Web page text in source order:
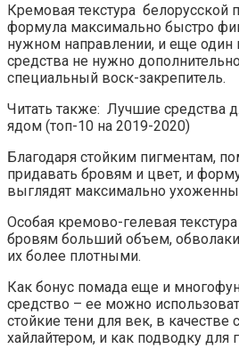
Кремовая текстура белорусской
формула максимально быстро
нужном направлении, и еще один
средства не нужно
специальный воск-закрепитель.
Читать также: Лучшие средства
ядом (топ-10 на 2019-2020)
Благодаря стойким пигментам,
придавать бровям и цвет, и
выглядят максимально
Особая кремово-гелевая
бровям больший объем,
их более плотными.
Как бонус помада еще и
средство – ее можно
стойкие тени для век, в качестве
хайлайтером, и как подводку для